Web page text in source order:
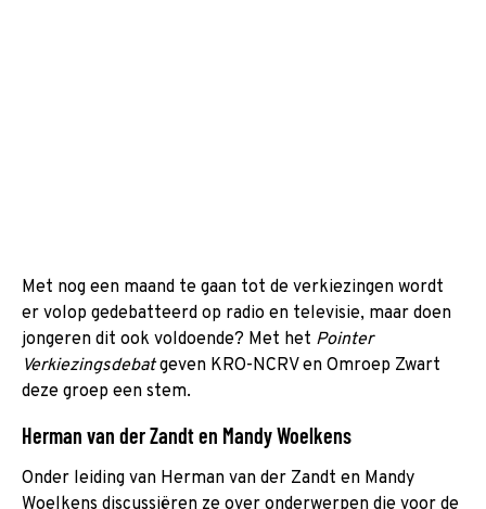
Met nog een maand te gaan tot de verkiezingen wordt
er volop gedebatteerd op radio en televisie, maar doen
jongeren dit ook voldoende? Met het Pointer
Verkiezingsdebatgeven KRO-NCRV en Omroep Zwart
deze groep een stem.
Herman van der Zandt en Mandy Woelkens
Onder leiding van Herman van der Zandt en Mandy
Woelkens discussiëren ze over onderwerpen die voor de